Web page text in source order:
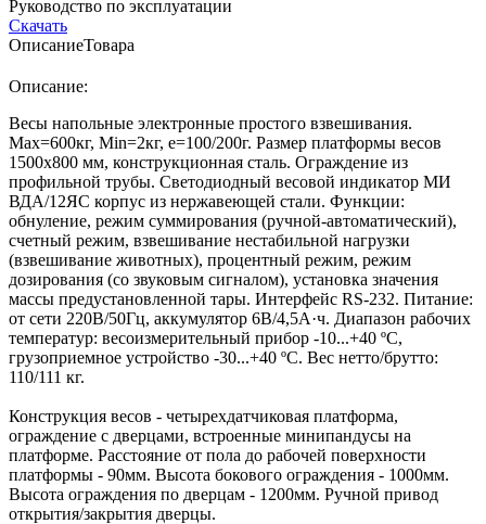
Руководство по эксплуатации
Скачать
ОписаниеТовара
Описание:
Весы напольные электронные простого взвешивания.
Мах=600кг, Min=2кг, е=100/200г. Размер платформы весов
1500х800 мм, конструкционная сталь. Ограждение из
профильной трубы. Светодиодный весовой индикатор МИ
ВДА/12ЯС корпус из нержавеющей стали. Функции:
обнуление, режим суммирования (ручной-автоматический),
счетный режим, взвешивание нестабильной нагрузки
(взвешивание животных), процентный режим, режим
дозирования (со звуковым сигналом), установка значения
массы предустановленной тары. Интерфейс RS-232. Питание:
от сети 220В/50Гц, аккумулятор 6В/4,5А·ч. Диапазон рабочих
температур: весоизмерительный прибор -10...+40 ºС,
грузоприемное устройство -30...+40 ºС. Вес нетто/брутто:
110/111 кг.
Конструкция весов - четырехдатчиковая платформа,
ограждение с дверцами, встроенные минипандусы на
платформе. Расстояние от пола до рабочей поверхности
платформы - 90мм. Высота бокового ограждения - 1000мм.
Высота ограждения по дверцам - 1200мм. Ручной привод
открытия/закрытия дверцы.